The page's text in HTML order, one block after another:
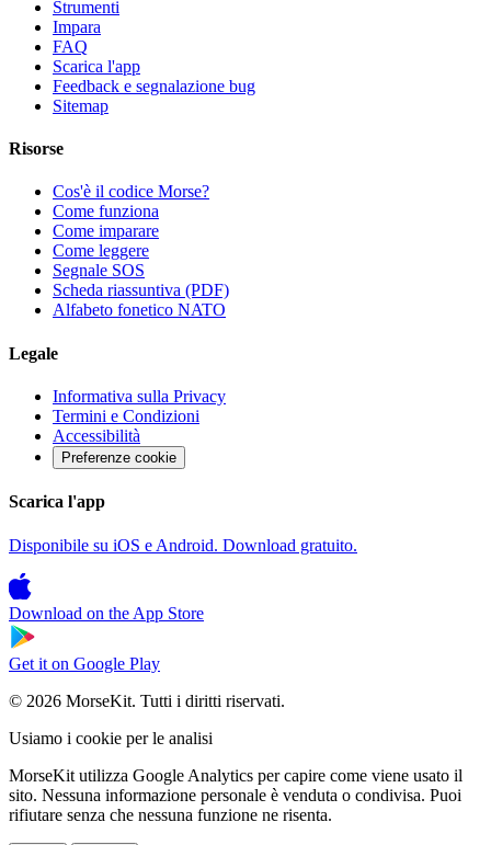
Strumenti
Impara
FAQ
Scarica l'app
Feedback e segnalazione bug
Sitemap
Risorse
Cos'è il codice Morse?
Come funziona
Come imparare
Come leggere
Segnale SOS
Scheda riassuntiva (PDF)
Alfabeto fonetico NATO
Legale
Informativa sulla Privacy
Termini e Condizioni
Accessibilità
Preferenze cookie
Scarica l'app
Disponibile su iOS e Android. Download gratuito.
Download on the App Store
Get it on Google Play
© 2026 MorseKit. Tutti i diritti riservati.
Usiamo i cookie per le analisi
MorseKit utilizza Google Analytics per capire come viene usato il
sito. Nessuna informazione personale è venduta o condivisa. Puoi
rifiutare senza che nessuna funzione ne risenta.